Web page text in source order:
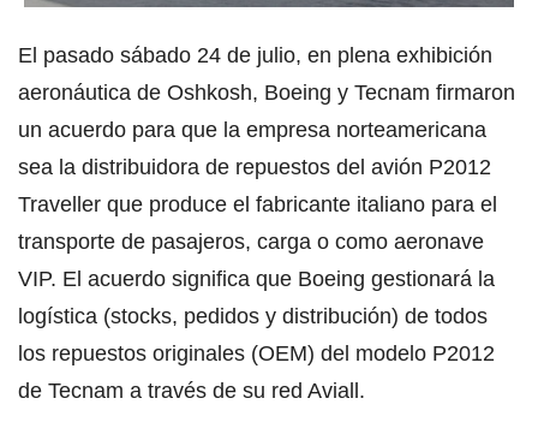
El pasado sábado 24 de julio, en plena exhibición
aeronáutica de Oshkosh, Boeing y Tecnam firmaron
un acuerdo para que la empresa norteamericana
sea la distribuidora de repuestos del avión P2012
Traveller que produce el fabricante italiano para el
transporte de pasajeros, carga o como aeronave
VIP. El acuerdo significa que Boeing gestionará la
logística (stocks, pedidos y distribución) de todos
los repuestos originales (OEM) del modelo P2012
de Tecnam a través de su red Aviall.